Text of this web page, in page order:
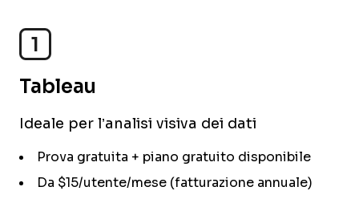
1
Tableau
Ideale per l’analisi visiva dei dati
Prova gratuita + piano gratuito disponibile
Da $15/utente/mese (fatturazione annuale)